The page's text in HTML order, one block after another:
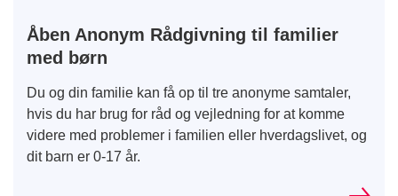
Åben Anonym Rådgivning til familier
med børn
Du og din familie kan få op til tre anonyme samtaler,
hvis du har brug for råd og vejledning for at komme
videre med problemer i familien eller hverdagslivet, og
dit barn er 0-17 år.